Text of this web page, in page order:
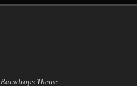
Raindrops Theme